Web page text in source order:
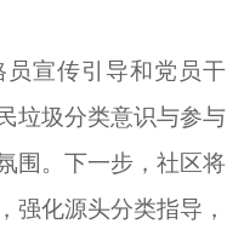
宣传引导和党员干
垃圾分类意识与参与
围。下一步，社区将
强化源头分类指导，